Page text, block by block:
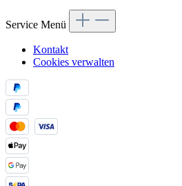
Service Menü
Kontakt
Cookies verwalten